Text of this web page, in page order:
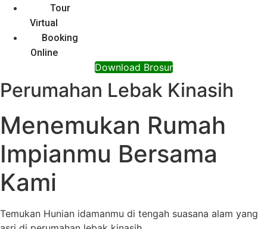
Tour
Virtual
Booking
Online
Download Brosur
Perumahan Lebak Kinasih
Menemukan Rumah
Impianmu Bersama
Kami
Temukan Hunian idamanmu di tengah suasana alam yang